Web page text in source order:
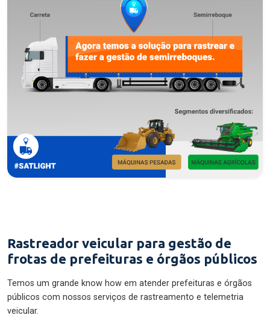
Rastreador veicular para gestão de
frotas de prefeituras e órgãos públicos
Temos um grande know how em atender prefeituras e órgãos
públicos com nossos serviços de rastreamento e telemetria
veicular.